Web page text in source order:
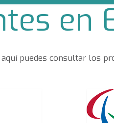
en
puedes consultar los